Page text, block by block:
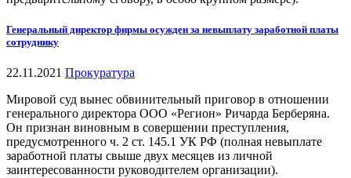
Генеральный директор фирмы осужден за невыплату заработной платы
сотруднику
22.11.2021 Прокуратура
Мировой суд вынес обвинительный приговор в отношении
генерального директора ООО «Регион» Ричарда Берберяна.
Он признан виновным в совершении преступления,
предусмотренного ч. 2 ст. 145.1 УК РФ (полная невыплате
заработной платы свыше двух месяцев из личной
заинтересованности руководителем организации).